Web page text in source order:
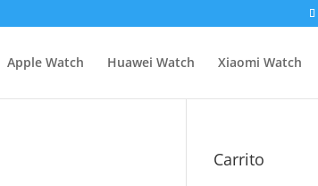
Apple Watch Huawei Watch Xiaomi Watch
Carrito